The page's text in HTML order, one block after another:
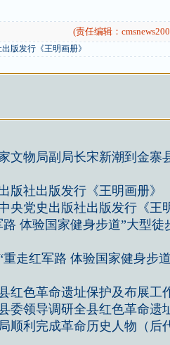
(责任编辑：
版发行《王明画册》
文物局副局长宋新潮到金寨
版社出版发行《王明画册》
央党史出版社出版发行《王
体验国家健身步道”大型徒
走红军路 体验国家健身步
红色革命遗址保护及布展工
委领导调研全县红色革命遗
顺利完成革命历史人物（后